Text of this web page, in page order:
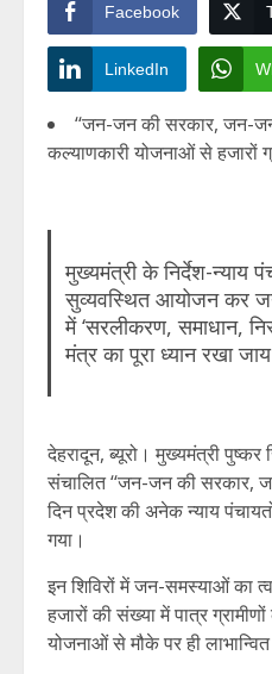
Facebook
LinkedIn
‘‘जन-जन की सरकार, जन-
कल्याणकारी योजनाओं से हजारों
मुख्यमंत्री के निर्देश-न्याय
सुव्यवस्थित आयोजन कर
में ‘सरलीकरण, समाधान,
मंत्र का पूरा ध्यान रखा जाय
देहरादून, ब्यूरो। मुख्यमंत्री पुष्कर
संचालित ‘‘जन-जन की सरकार,
दिन प्रदेश की अनेक न्याय
गया।
इन शिविरों में जन-समस्याओं का
हजारों की संख्या में पात्र
योजनाओं से मौके पर ही